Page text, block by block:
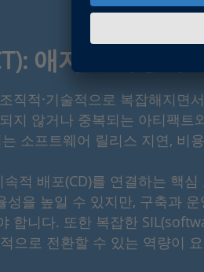
애자일 자동차
직적·기술적으로 복잡해지
지 않거나 중복되는 아티팩
소프트웨어 릴리스 지연, 비
적 배포(CD)를 연결하는 핵
성을 높일 수 있지만, 구축과
합니다. 또한 복잡한
으로 전환할 수 있는 역량이